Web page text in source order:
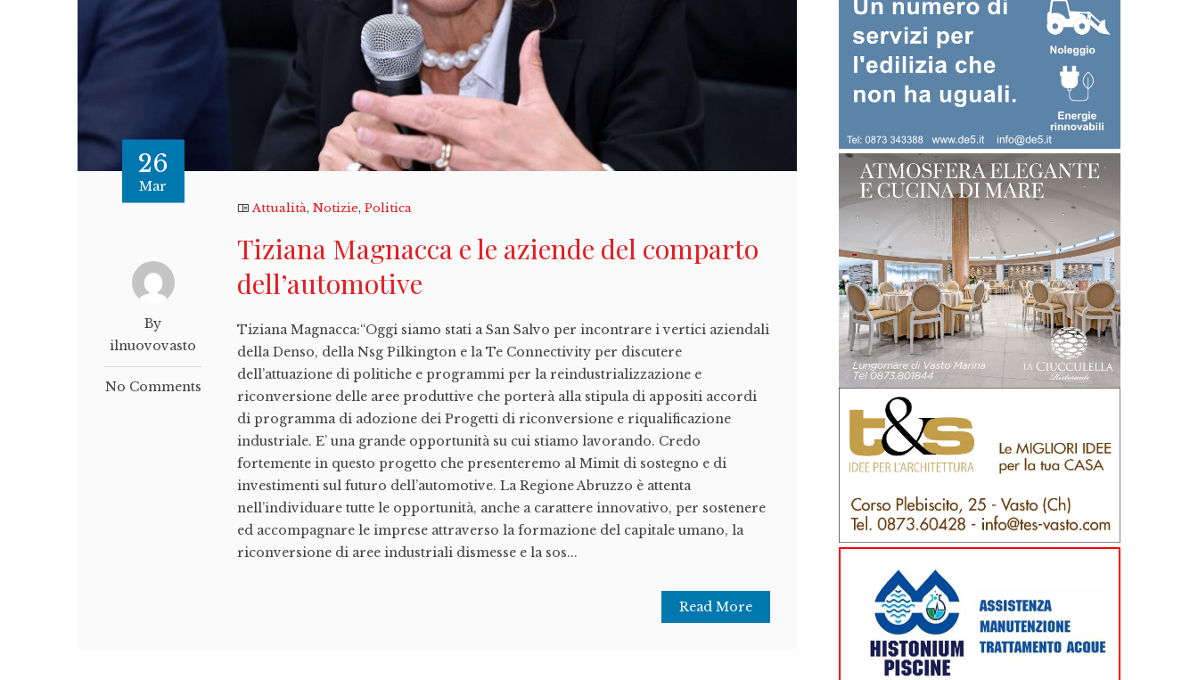
26
Mar
By
ilnuovovasto
No Comments
Attualità,Notizie,Politica
Tiziana Magnacca e le aziende del comparto
dell’automotive
Tiziana Magnacca:“Oggi siamo stati a San Salvo per incontrare i vertici aziendali
della Denso, della Nsg Pilkington e la Te Connectivity per discutere
dell’attuazione di politiche e programmi per la reindustrializzazione e
riconversione delle aree produttive che porterà alla stipula di appositi accordi
di programma di adozione dei Progetti di riconversione e riqualificazione
industriale. E’ una grande opportunità su cui stiamo lavorando. Credo
fortemente in questo progetto che presenteremo al Mimit di sostegno e di
investimenti sul futuro dell’automotive. La Regione Abruzzo è attenta
nell’individuare tutte le opportunità, anche a carattere innovativo, per sostenere
ed accompagnare le imprese attraverso la formazione del capitale umano, la
riconversione di aree industriali dismesse e la sos...
Read More